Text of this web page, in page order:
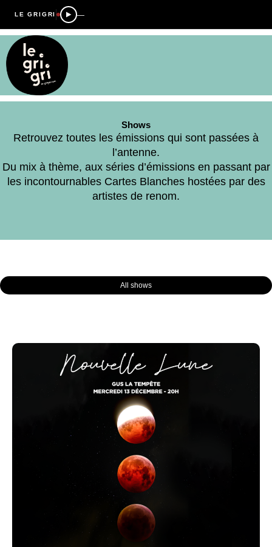
LE GRIGRI —
Shows
Retrouvez toutes les émissions qui sont passées à
l’antenne.
Du mix à thème, aux séries d’émissions en passant par
les incontournables Cartes Blanches hostées par des
artistes de renom.
All shows
PagePagePagePage Page